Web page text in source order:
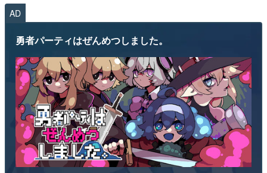
AD
勇者パーティはぜんめつしました。